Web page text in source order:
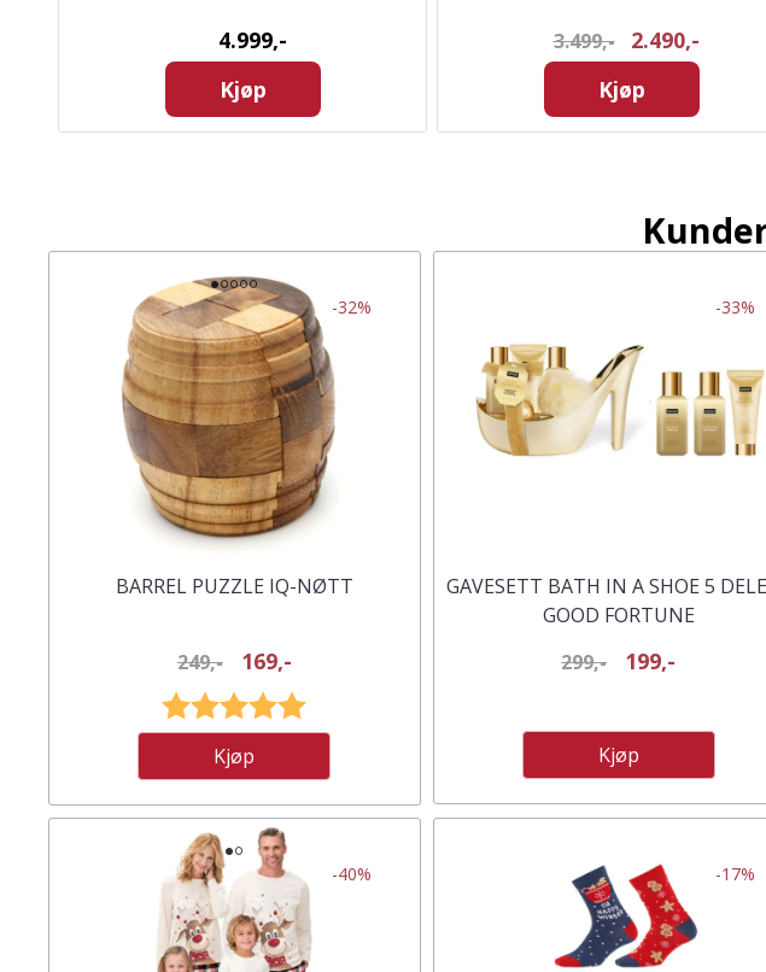
4.999,-
Kjøp
3.499,-
2.490,-
Kjøp
-32%
BARREL PUZZLE IQ-NØTT
249,- 169,-
Karakter:
Kjøp
-33%
GAVESETT BATH IN A SHOE 5
GOOD FORTUNE
299,-
199,-
Kjøp
-40% -17%